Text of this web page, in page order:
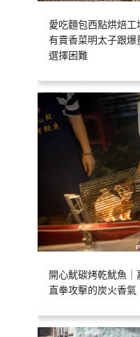
愛吃麵包西點烘焙
有賣香菜明太子跟爆
選擇困難
開心魷碳烤乾魷魚｜
直拳攻擊的炭火香氣